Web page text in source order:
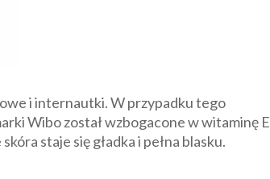
i internautki. W przypadku tego
Wibo został wzbogacone w witaminę E
staje się gładka i pełna blasku.